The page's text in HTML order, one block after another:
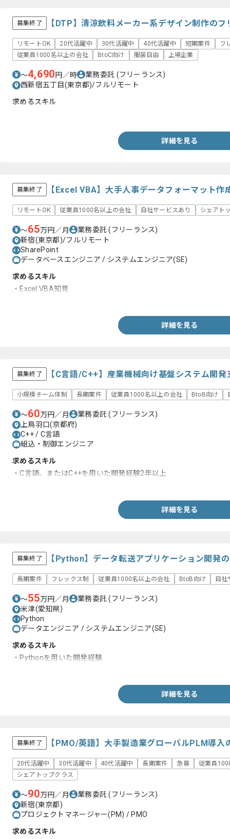
募集終了 【DTP】清涼飲料メーカー系デザイン制作の
リモートOK 20代活躍中 30代活躍中 40代活躍中 短期案件
フ
従業員1000名以上の会社
BtoC向け 服装自由 上場企業
〜4,690円／時 業務委託 (フリーランス)
西新宿五丁目(東京都)/フルリモート
求めるスキル
詳細を見る
募集終了 【Excel VBA】大手人事データフォーマット
リモートOK 従業員1000名以上の会社 自社サービスあり シェアト
〜65万円／月 業務委託(フリーランス)
新宿(東京都)/フルリモート
SharePoint
データベースエンジニア / システムエンジニア(SE)
求めるスキル
・Excel VBA知見
詳細を見る
募集終了 【C言語/C++】産業機械向け基盤システム開
小規模チーム体制 長期案件 従業員1000名以上の会社 BtoB向け
〜60万円／月 業務委託(フリーランス)
上鳥羽口(京都府)
C++ / C言語
組込・制御エンジニア
求めるスキル
・C言語、またはC++を用いた開発経験2年以上
詳細を見る
募集終了 【Python】データ転送アプリケーション開発
長期案件 フレックス制 従業員1000名以上の会社 BtoB向け 自
〜55万円／月 業務委託(フリーランス)
米津(愛知県)
Python
データエンジニア / システムエンジニア(SE)
求めるスキル
・Pythonを用いた開発経験
詳細を見る
募集終了 【PMO/英語】大手製造業グローバルPLM導
20代活躍中 30代活躍中 40代活躍中 長期案件 急募
従業員
シェアトップクラス
〜90万円／月 業務委託(フリーランス)
新宿(東京都)
プロジェクトマネージャー(PM) / PMO
求めるスキル